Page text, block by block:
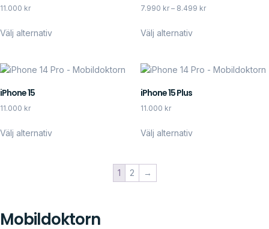
11.000 kr
Välj alternativ
7.990 kr – 8.499 kr
Välj alternativ
iPhone 15
11.000 kr
Välj alternativ
iPhone 15 Plus
11.000 kr
Välj alternativ
1 2 →
Mobildoktorn